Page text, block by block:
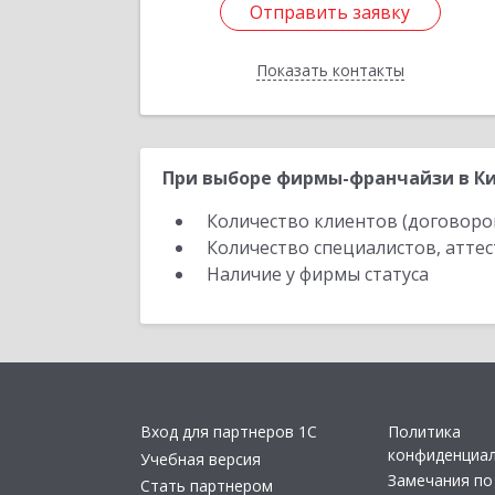
Отправить заявку
Показать контакты
Отправить заявку
Назад
При выборе фирмы-франчайзи в
Количество клиентов
Количество специалистов,
Наличие у фирмы статуса
Вход для партнеров 1С
Учебная версия
Стать партнером
Политика
Замечания по